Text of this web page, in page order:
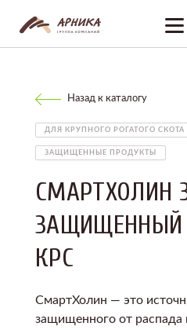
Назад к каталогу
ДЛЯ КРУПНОГО РОГАТОГО СКОТА
ЗАЩИЩЕННЫЕ ПРОДУКТЫ
СМАРТХОЛИН
ЗАЩИЩЕННЫЙ
КРС
СмартХолин — это
защищенного от распада